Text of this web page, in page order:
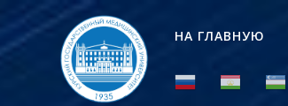
контенту
НА ГЛАВНУЮ